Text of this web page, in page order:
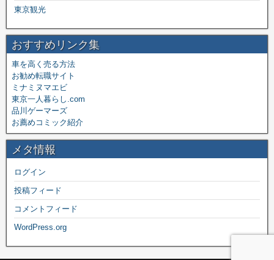
東京観光
おすすめリンク集
車を高く売る方法
お勧め転職サイト
ミナミヌマエビ
東京一人暮らし.com
品川ゲーマーズ
お薦めコミック紹介
メタ情報
ログイン
投稿フィード
コメントフィード
WordPress.org